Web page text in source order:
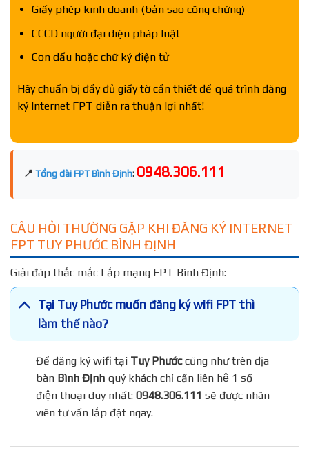
Giấy phép kinh doanh (bản sao công chứng)
CCCD người đại diện pháp luật
Con dấu hoặc chữ ký điện tử
Hãy chuẩn bị đầy đủ giấy tờ cần thiết để quá trình đăng
ký Internet FPT diễn ra thuận lợi nhất!
📍 Tổng đài FPT Bình Định: 0948.306.111
CÂU HỎI THƯỜNG GẶP KHI ĐĂNG KÝ INTERNET
FPT TUY PHƯỚC BÌNH ĐỊNH
Giải đáp thắc mắc Lắp mạng FPT Bình Định:
Tại Tuy Phước muốn đăng ký wifi FPT thì
làm thế nào?
Để đăng ký wifi tạiTuy Phướccũng như trên địa
bànBình Địnhquý khách chỉ cần liên hệ 1 số
điện thoại duy nhất:0948.306.111 sẽ được nhân
viên tư vấn lắp đặt ngay.